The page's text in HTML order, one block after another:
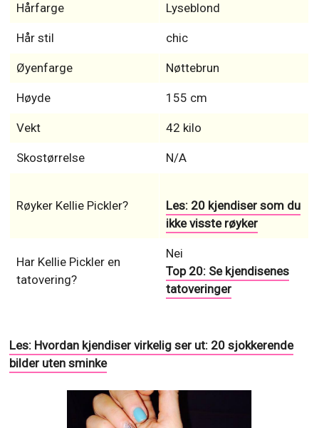
Hårfarge Lyseblond
Hår stil chic
Øyenfarge Nøttebrun
Høyde 155 cm
Vekt 42 kilo
Skostørrelse N/A
Røyker Kellie Pickler?
Les: 20 kjendiser som du
ikke visste røyker
Har Kellie Pickler en
tatovering?
Nei
Top 20: Se kjendisenes
tatoveringer
Les: Hvordan kjendiser virkelig ser ut: 20 sjokkerende
bilder uten sminke